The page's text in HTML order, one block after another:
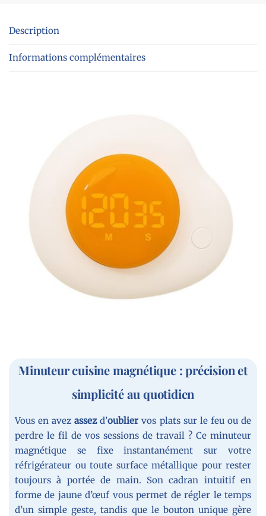
Description
Informations complémentaires
Minuteur cuisine magnétique : précision et
simplicité au quotidien
Vous en avezassezd’oublier vos plats sur le feu ou de
perdre le fil de vos sessions de travail ? Ce minuteur
magnétique se fixe instantanément sur votre
réfrigérateur ou toute surface métallique pour rester
toujours à portée de main. Son cadran intuitif en
forme de jaune d’œuf vous permet de régler le temps
d’un simple geste, tandis que le bouton unique gère